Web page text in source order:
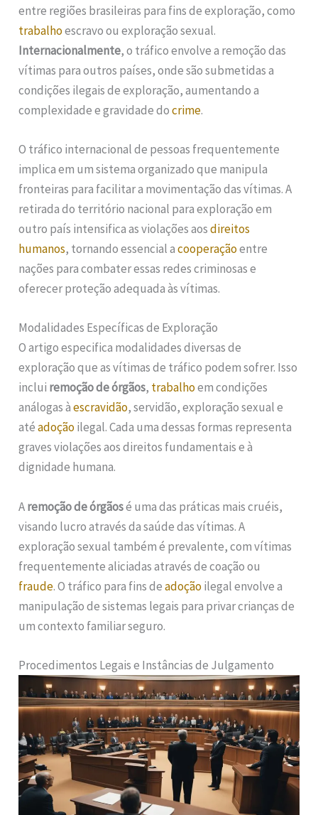
entre regiões brasileiras para fins de exploração, como
trabalhoescravo ou exploração sexual.
Internacionalmente, o tráfico envolve a remoção das
vítimas para outros países, onde são submetidas a
condições ilegais de exploração, aumentando a
complexidade e gravidade docrime.
O tráfico internacional de pessoas frequentemente
implica em um sistema organizado que manipula
fronteiras para facilitar a movimentação das vítimas. A
retirada do território nacional para exploração em
outro país intensifica as violações aosdireitos
humanos, tornando essencial acooperaçãoentre
nações para combater essas redes criminosas e
oferecer proteção adequada às vítimas.
Modalidades Específicas de Exploração
O artigo especifica modalidades diversas de
exploração que as vítimas de tráfico podem sofrer. Isso
inclui remoção de órgãos, trabalhoem condições
análogas àescravidão, servidão, exploração sexual e
atéadoçãoilegal. Cada uma dessas formas representa
graves violações aos direitos fundamentais e à
dignidade humana.
Aremoção de órgãosé uma das práticas mais cruéis,
visando lucro através da saúde das vítimas. A
exploração sexual também é prevalente, com vítimas
frequentemente aliciadas através de coação ou
fraude. O tráfico para fins deadoçãoilegal envolve a
manipulação de sistemas legais para privar crianças de
um contexto familiar seguro.
Procedimentos Legais e Instâncias de Julgamento